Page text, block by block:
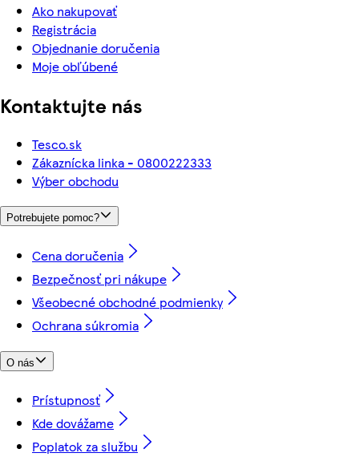
Ako nakupovať
Registrácia
Objednanie doručenia
Moje obľúbené
Kontaktujte nás
Tesco.sk
Zákaznícka linka - 0800222333
Výber obchodu
Potrebujete pomoc?
Cena doručenia
Bezpečnosť pri nákupe
Všeobecné obchodné podmienky
Ochrana súkromia
O nás
Prístupnosť
Kde dovážame
Poplatok za službu